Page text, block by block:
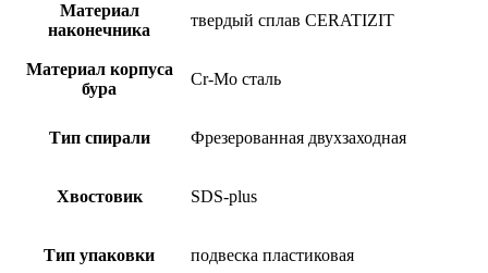
Материал
наконечника
твердый сплав CERATIZIT
Материал корпуса
бура
Cr-Mo сталь
Тип спирали Фрезерованная двухзаходная
Хвостовик SDS-plus
Тип упаковки подвеска пластиковая